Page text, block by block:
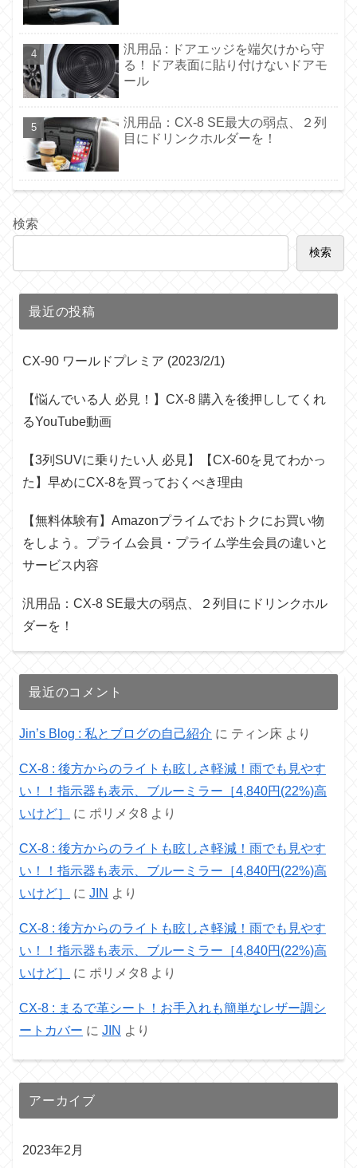
汎用品 : ドアエッジを端欠けから守
る！ドア表面に貼り付けないドアモ
ール
汎用品：CX-8 SE最大の弱点、２列
目にドリンクホルダーを！
検索
検索
最近の投稿
CX-90 ワールドプレミア (2023/2/1)
【悩んでいる人 必見！】CX-8 購入を後押ししてくれ
るYouTube動画
【3列SUVに乗りたい人 必見】【CX-60を見てわかっ
た】早めにCX-8を買っておくべき理由
【無料体験有】Amazonプライムでおトクにお買い物
をしよう。プライム会員・プライム学生会員の違いと
サービス内容
汎用品：CX-8 SE最大の弱点、２列目にドリンクホル
ダーを！
最近のコメント
Jin’s Blog : 私とブログの自己紹介 に ティン床 より
CX-8 : 後方からのライトも眩しさ軽減！雨でも見やす
い！！指示器も表示、ブルーミラー［4,840円(22%)高
いけど］
に ポリメタ8 より
CX-8 : 後方からのライトも眩しさ軽減！雨でも見やす
い！！指示器も表示、ブルーミラー［4,840円(22%)高
いけど］
に JIN より
CX-8 : 後方からのライトも眩しさ軽減！雨でも見やす
い！！指示器も表示、ブルーミラー［4,840円(22%)高
いけど］
に ポリメタ8 より
CX-8 : まるで革シート！お手入れも簡単なレザー調シ
ートカバー に JIN より
アーカイブ
2023年2月